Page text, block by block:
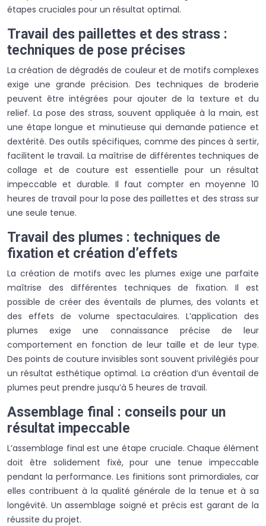
étapes cruciales pour un résultat optimal.
Travail des paillettes et des strass :
techniques de pose précises
La création de dégradés de couleur et de motifs complexes
exige une grande précision. Des techniques de broderie
peuvent être intégrées pour ajouter de la texture et du
relief. La pose des strass, souvent appliquée à la main, est
une étape longue et minutieuse qui demande patience et
dextérité. Des outils spécifiques, comme des pinces à sertir,
facilitent le travail. La maîtrise de différentes techniques de
collage et de couture est essentielle pour un résultat
impeccable et durable. Il faut compter en moyenne 10
heures de travail pour la pose des paillettes et des strass sur
une seule tenue.
Travail des plumes : techniques de
fixation et création d’effets
La création de motifs avec les plumes exige une parfaite
maîtrise des différentes techniques de fixation. Il est
possible de créer des éventails de plumes, des volants et
des effets de volume spectaculaires. L’application des
plumes exige une connaissance précise de leur
comportement en fonction de leur taille et de leur type.
Des points de couture invisibles sont souvent privilégiés pour
un résultat esthétique optimal. La création d’un éventail de
plumes peut prendre jusqu’à 5 heures de travail.
Assemblage final : conseils pour un
résultat impeccable
L’assemblage final est une étape cruciale. Chaque élément
doit être solidement fixé, pour une tenue impeccable
pendant la performance. Les finitions sont primordiales, car
elles contribuent à la qualité générale de la tenue et à sa
longévité. Un assemblage soigné et précis est garant de la
réussite du projet.